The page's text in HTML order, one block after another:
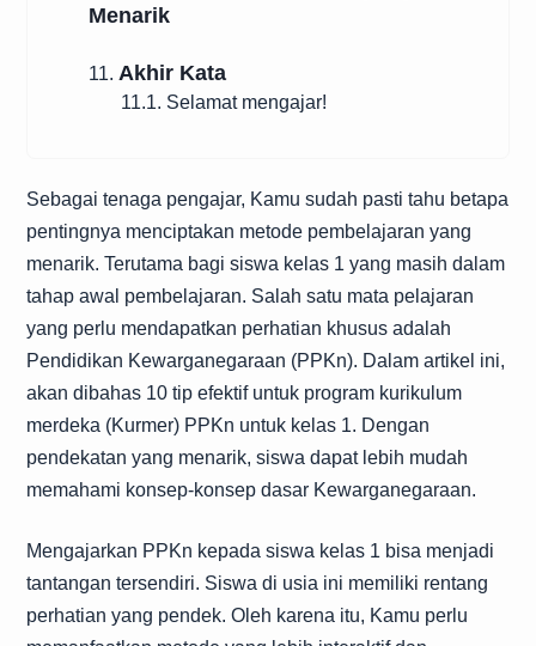
Menarik
11. Akhir Kata
11.1. Selamat mengajar!
Sebagai tenaga pengajar, Kamu sudah pasti tahu betapa
pentingnya menciptakan metode pembelajaran yang
menarik. Terutama bagi siswa kelas 1 yang masih dalam
tahap awal pembelajaran. Salah satu mata pelajaran
yang perlu mendapatkan perhatian khusus adalah
Pendidikan Kewarganegaraan (PPKn). Dalam artikel ini,
akan dibahas 10 tip efektif untuk program kurikulum
merdeka (Kurmer) PPKn untuk kelas 1. Dengan
pendekatan yang menarik, siswa dapat lebih mudah
memahami konsep-konsep dasar Kewarganegaraan.
Mengajarkan PPKn kepada siswa kelas 1 bisa menjadi
tantangan tersendiri. Siswa di usia ini memiliki rentang
perhatian yang pendek. Oleh karena itu, Kamu perlu